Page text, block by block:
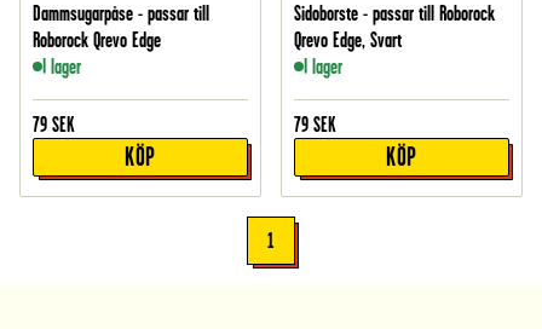
Dammsugarpåse - passar till
Roborock Qrevo Edge
I lager
79 SEK
KÖP
Sidoborste - passar till Roborock
Qrevo Edge, Svart
I lager
79 SEK
KÖP
1